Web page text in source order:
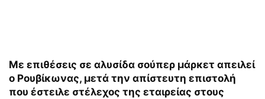
Με επιθέσεις σε αλυσίδα σούπερ μάρκετ απειλεί
ο Ρουβίκωνας, μετά την απίστευτη επιστολή
που έστειλε στέλεχος της εταιρείας στους